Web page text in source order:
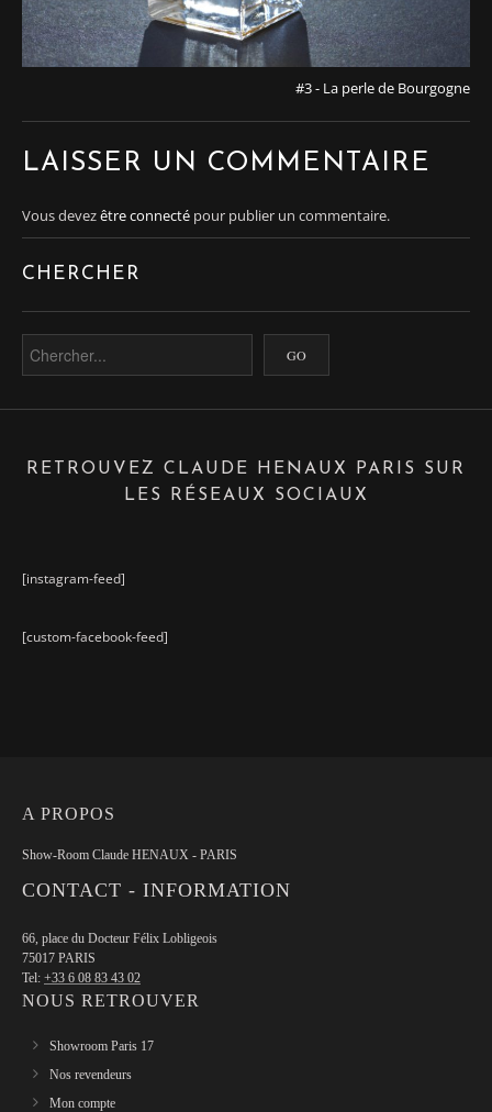
#3 - La perle de Bourgogne
LAISSER UN COMMENTAIRE
Vous devezêtre connecté pour publier un commentaire.
CHERCHER
RETROUVEZ CLAUDE HENAUX PARIS SUR
LES RÉSEAUX SOCIAUX
[instagram-feed]
[custom-facebook-feed]
A PROPOS
Show-Room Claude HENAUX - PARIS
CONTACT - INFORMATION
66, place du Docteur Félix Lobligeois
75017 PARIS
Tel: +33 6 08 83 43 02
NOUS RETROUVER
Showroom Paris 17
Nos revendeurs
Mon compte